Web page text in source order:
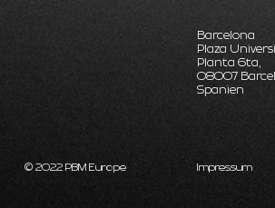
Barcelona
Plaza
Planta 6ta,
08007
Spanien
© 2022 PBM Europe Impressum